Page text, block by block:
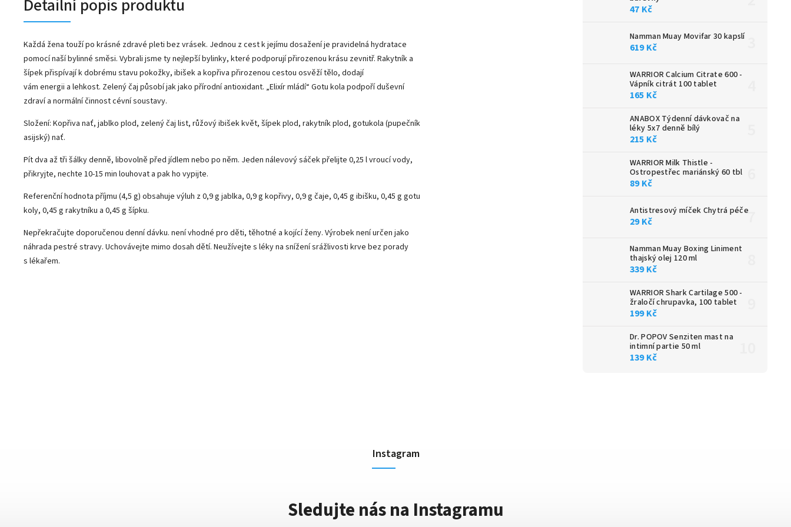
47 Kč
Namman Muay Movifar 30 kapslí
619 Kč
WARRIOR Calcium Citrate 600 -
Vápník citrát 100 tablet
165 Kč
ANABOX Týdenní dávkovač na
léky 5x7 denně bílý
215 Kč
WARRIOR Milk Thistle -
Ostropestřec mariánský 60 tbl
89 Kč
Antistresový míček Chytrá péče
29 Kč
Namman Muay Boxing Liniment
thajský olej 120 ml
339 Kč
WARRIOR Shark Cartilage 500 -
žraločí chrupavka, 100 tablet
199 Kč
Dr. POPOV Senziten mast na
intimní partie 50 ml
139 Kč
Detailní popis produktu
Každá žena touží po krásné zdravé pleti bez vrásek. Jednou z cest k jejímu dosažení je pravidelná hydratace
pomocí naší bylinné směsi. Vybrali jsme ty nejlepší bylinky, které podporují přirozenou krásu zevnitř. Rakytník a
šípek přispívají k dobrému stavu pokožky, ibišek a kopřiva přirozenou cestou osvěží tělo, dodají
vám energii a lehkost. Zelený čaj působí jak jako přírodní antioxidant. „Elixír mládí“ Gotu kola podpoří duševní
zdraví a normální činnost cévní soustavy.
Složení: Kopřiva nať, jablko plod, zelený čaj list, růžový ibišek květ, šípek plod, rakytník plod, gotukola (pupečník
asijský) nať.
Pít dva až tři šálky denně, libovolně před jídlem nebo po něm. Jeden nálevový sáček přelijte 0,25 l vroucí vody,
přikryjte, nechte 10-15 min louhovat a pak ho vypijte.
Referenční hodnota příjmu (4,5 g) obsahuje výluh z 0,9 g jablka, 0,9 g kopřivy, 0,9 g čaje, 0,45 g ibišku, 0,45 g gotu
koly, 0,45 g rakytníku a 0,45 g šípku.
Nepřekračujte doporučenou denní dávku. není vhodné pro děti, těhotné a kojící ženy. Výrobek není určen jako
náhrada pestré stravy. Uchovávejte mimo dosah dětí. Neužívejte s léky na snížení srážlivosti krve bez porady
s lékařem.
Instagram
Sledujte nás na Instagramu